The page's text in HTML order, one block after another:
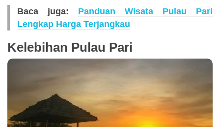
Baca juga: Panduan Wisata Pulau Pari
Lengkap Harga Terjangkau
Kelebihan Pulau Pari